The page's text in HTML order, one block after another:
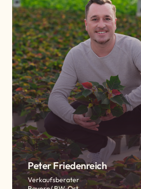
Peter Friedenreich
Verkaufsberater